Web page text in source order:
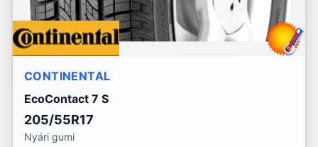
CONTINENTAL
EcoContact 7 S
205/55R17
Nyári gumi